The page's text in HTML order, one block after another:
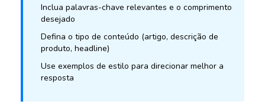
Inclua palavras-chave relevantes e o comprimento
desejado
Defina o tipo de conteúdo (artigo, descrição de
produto, headline)
Use exemplos de estilo para direcionar melhor a
resposta